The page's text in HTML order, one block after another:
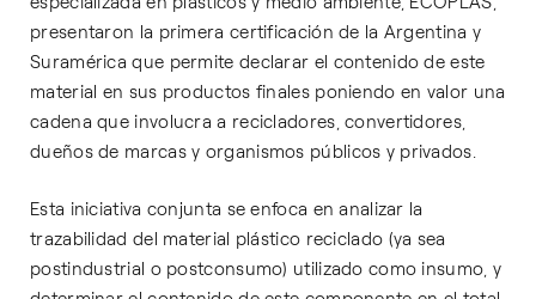
presentaron la primera certificación de la Argentina y
Suramérica que permite declarar el contenido de este
material en sus productos finales poniendo en valor una
cadena que involucra a recicladores, convertidores,
dueños de marcas y organismos públicos y privados.
Esta iniciativa conjunta se enfoca en analizar la
trazabilidad del material plástico reciclado (ya sea
postindustrial o postconsumo) utilizado como insumo, y